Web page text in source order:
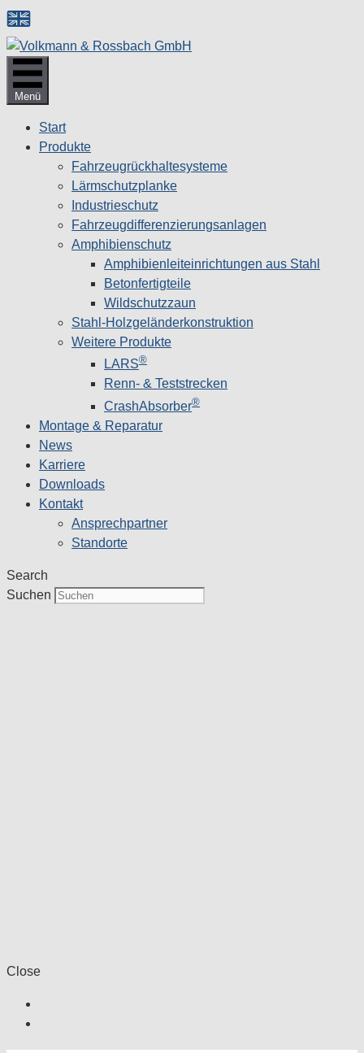
Zum
Inhalt
springen
Menü
Start
Produkte
Fahrzeugrückhaltesysteme
Lärmschutzplanke
Industrieschutz
Fahrzeug­differenzierungsanlagen
Amphibienschutz
Amphibienleiteinrichtungen aus Stahl
Betonfertigteile
Wildschutzzaun
Stahl-Holzgeländerkonstruktion
Weitere Produkte
LARS®
Renn- & Teststrecken
CrashAbsorber®
Montage & Reparatur
News
Karriere
Downloads
Kontakt
Ansprechpartner
Standorte
Search
Suchen
Close